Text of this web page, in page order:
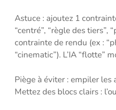
Astuce : ajoutez 1
“centré”, “règle des tiers”,
contrainte de rendu (ex :
“cinematic”). L’IA “flotte”
Piège à éviter : empiler les
Mettez des blocs clairs :